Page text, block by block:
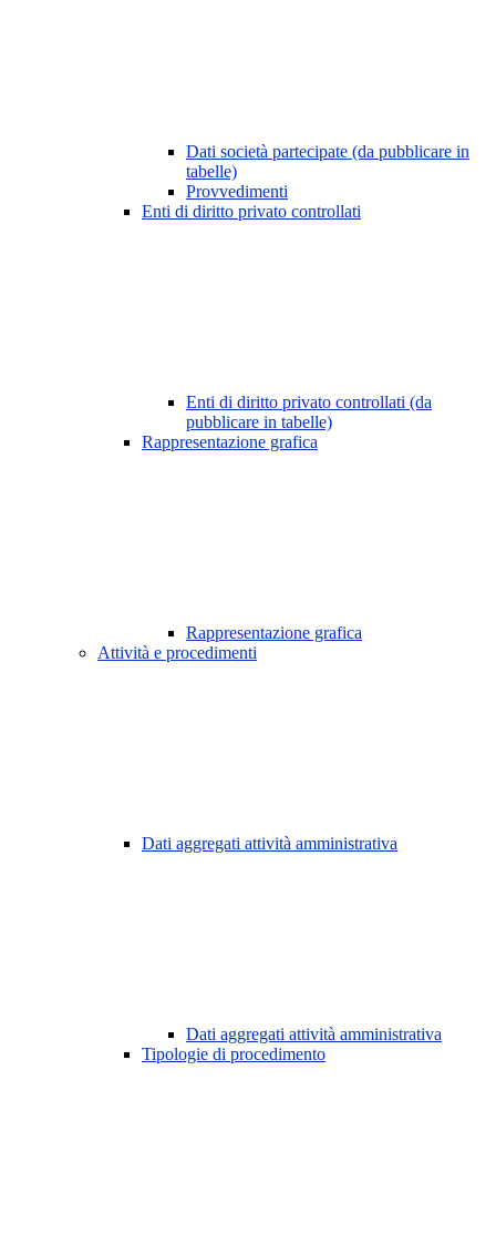
Dati società partecipate (da pubblicare in
tabelle)
Provvedimenti
Enti di diritto privato controllati
Enti di diritto privato controllati (da
pubblicare in tabelle)
Rappresentazione grafica
Rappresentazione grafica
Attività e procedimenti
Dati aggregati attività amministrativa
Dati aggregati attività amministrativa
Tipologie di procedimento